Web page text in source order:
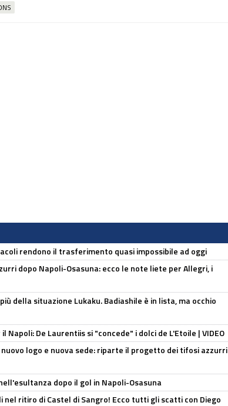
rendono il trasferimento quasi impossibile ad oggi
dopo Napoli-Osasuna: ecco le note liete per Allegri, i
della situazione Lukaku. Badiashile è in lista, ma occhio
Napoli: De Laurentiis si "concede" i dolci de L'Etoile | VIDEO
nuovo logo e nuova sede: riparte il progetto dei tifosi azzurri
dopo il gol in Napoli-Osasuna
nel ritiro di Castel di Sangro! Ecco tutti gli scatti con Diego